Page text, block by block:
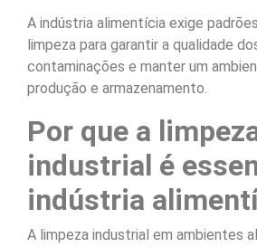
A indústria alimentícia exige
limpeza para garantir a qualidade
contaminações e manter um
produção e armazenamento.
Por que a
industrial é
indústria
A limpeza industrial em ambientes